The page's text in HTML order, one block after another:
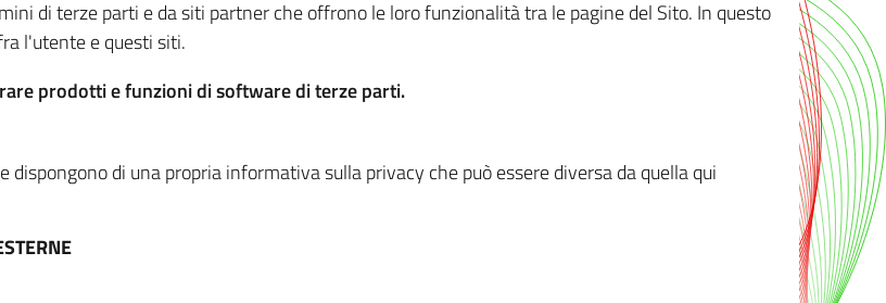
di terze parti e da siti partner che offrono le loro funzionalità tra le pagine del Sito. In questo
l'utente e questi siti.
prodotti e funzioni di software di terze parti.
di una propria informativa sulla privacy che può essere diversa da quella qui